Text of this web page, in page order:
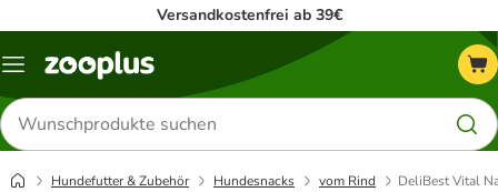
Versandkostenfrei ab 39€
Menü
Produkte
suchen
Hundefutter & Zubehör Hundesnacks vom Rind DeliBest Vital